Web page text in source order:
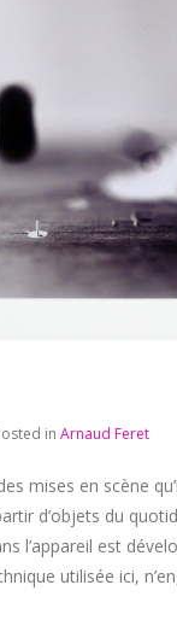
inArnaud Feret
mises en scène
d’objets du
l’appareil est
utilisée ici,